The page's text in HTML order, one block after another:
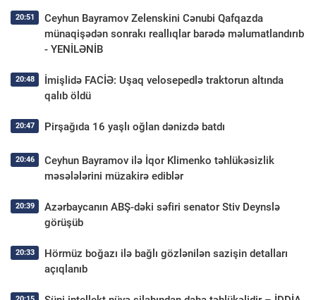
20:51
Ceyhun Bayramov Zelenskini Cənubi Qafqazda
münaqişədən sonrakı reallıqlar barədə məlumatlandırıb
- YENİLƏNİB
20:48
İmişlidə FACİƏ: Uşaq velosepedlə traktorun altında
qalıb öldü
20:47 Pirşağıda 16 yaşlı oğlan dənizdə batdı
20:46
Ceyhun Bayramov ilə İqor Klimenko təhlükəsizlik
məsələlərini müzakirə ediblər
20:39
Azərbaycanın ABŞ-dəki səfiri senator Stiv Deynslə
görüşüb
20:33
Hörmüz boğazı ilə bağlı gözlənilən sazişin detalları
açıqlanıb